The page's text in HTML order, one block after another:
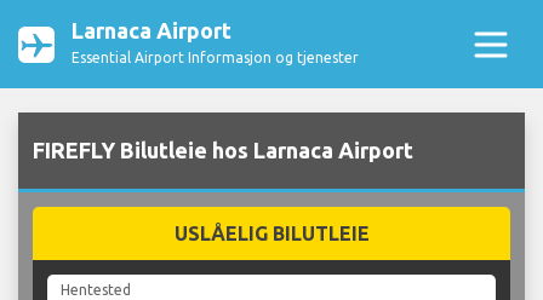
Larnaca Airport
Essential Airport Informasjon og tjenester
FIREFLY Bilutleie hos Larnaca Airport
USLÅELIG BILUTLEIE
Hentested